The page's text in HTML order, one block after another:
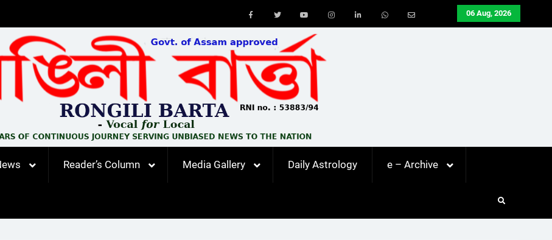
06 Aug, 2026
Youtube
Reader’s Column Media Gallery Daily Astrology e – Archive